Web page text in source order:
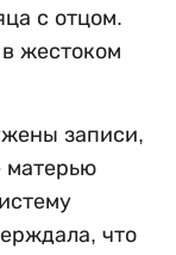
с отцом.
жестоком
записи,
матерью
что